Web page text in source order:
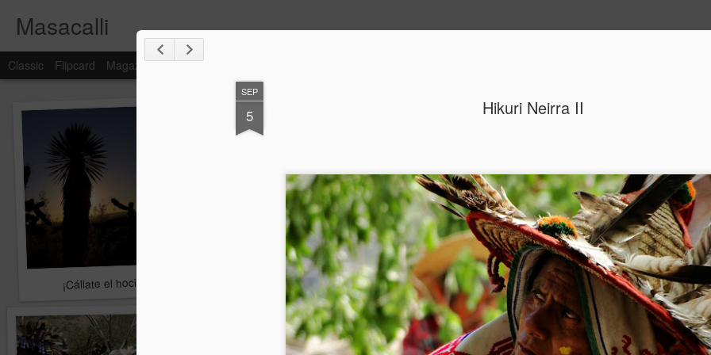
SEP
5 Hikuri Neirra II
Masacalli
Classic Flipcard Magazine Mosaic
¡Cállate el hocico! ¡Cállate el hocico! Hikuri Neirra